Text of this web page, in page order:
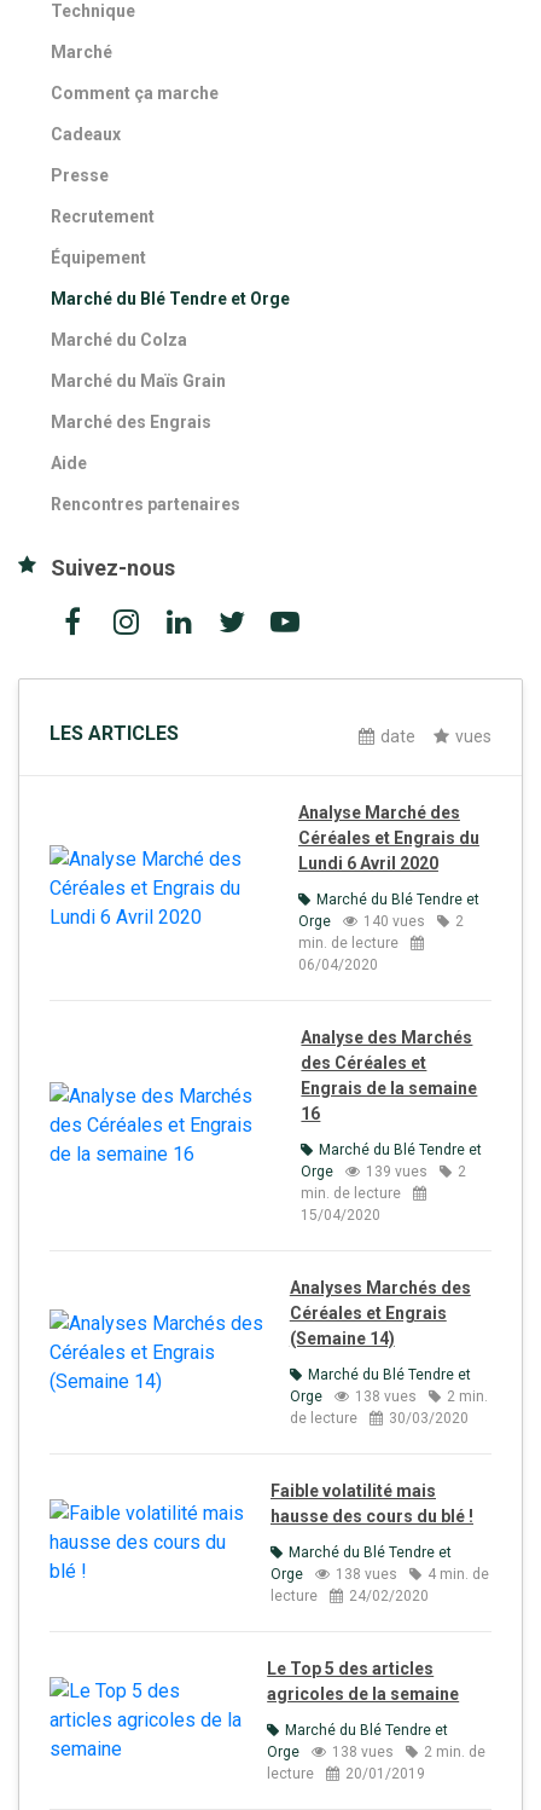
Technique
Marché
Comment ça marche
Cadeaux
Presse
Recrutement
Équipement
Marché du Blé Tendre et Orge
Marché du Colza
Marché du Maïs Grain
Marché des Engrais
Aide
Rencontres partenaires
Suivez-nous
date vues
LES ARTICLES
Analyse Marché des
Céréales et Engrais du
Lundi 6 Avril 2020
Marché du Blé Tendre et
Orge
140 vues
2
min. de lecture
06/04/2020
Analyse des Marchés
des Céréales et
Engrais de la semaine
16
Marché du Blé Tendre et
Orge
139 vues
2
min. de lecture
15/04/2020
Analyses Marchés des
Céréales et Engrais
(Semaine 14)
Marché du Blé Tendre et
Orge
138 vues
2 min.
de lecture
30/03/2020
Faible volatilité mais
hausse des cours du blé !
Marché du Blé Tendre et
Orge
138 vues
4 min. de
lecture
24/02/2020
Le Top 5 des articles
agricoles de la semaine
Marché du Blé Tendre et
Orge
138 vues
2 min. de
lecture
20/01/2019